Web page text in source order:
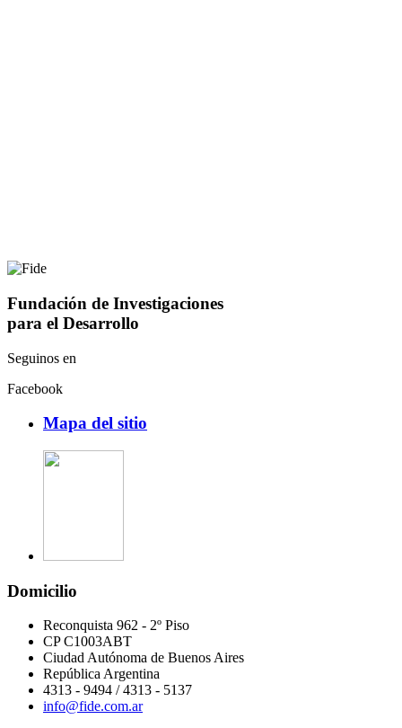
Fundación de Investigaciones
para el Desarrollo
Seguinos en
Facebook
Mapa del sitio
Domicilio
Reconquista 962 - 2º Piso
CP C1003ABT
Ciudad Autónoma de Buenos Aires
República Argentina
4313 - 9494 / 4313 - 5137
info@fide.com.ar